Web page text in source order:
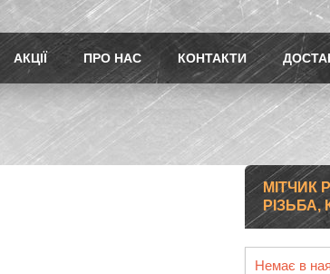
АКЦІЇ ПРО НАС КОНТАКТИ
МІТЧИК
РІЗЬБА,
Немає в